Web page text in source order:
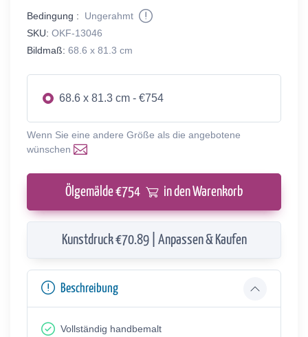
Bedingung :
Ungerahmt
SKU: OKF-13046
Bildmaß: 68.6 x 81.3 cm
68.6 x 81.3 cm - €754
Wenn Sie eine andere Größe als die angebotene
wünschen
Ölgemälde €754 in den Warenkorb
Kunstdruck €70.89 | Anpassen & Kaufen
Beschreibung
Vollständig handbemalt